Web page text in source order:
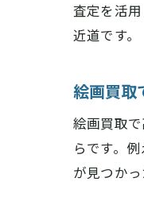
査定を活
近道です。
絵画買取
絵画買取
らです。
が見つか